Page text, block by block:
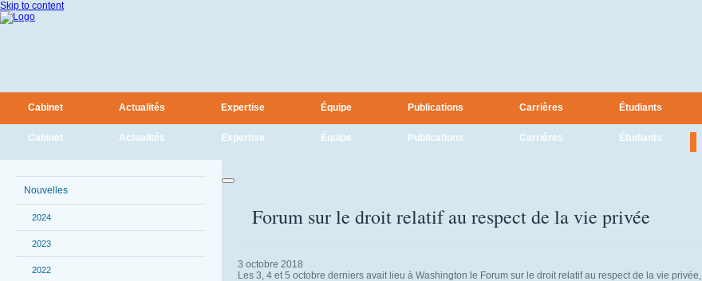
Skip to content
Cabinet Actualités Expertise Équipe Publications Carrières Étudiants
Cabinet Actualités Expertise Équipe Publications Carrières Étudiants
Nouvelles
2024
2023
2022
Forum sur le droit relatif au respect de la vie privée
3 octobre 2018
Les 3, 4 et 5 octobre derniers avait lieu à Washington le Forum sur le droit relatif au respect de la vie privée,